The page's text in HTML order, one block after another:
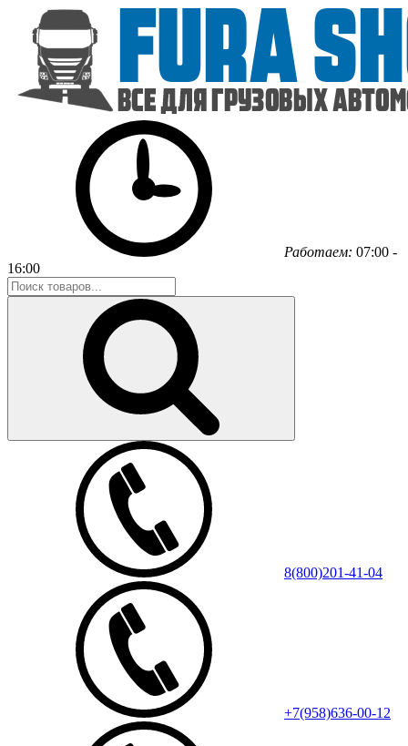
Работаем: 07:00 -
16:00
8(800)201-41-04
+7(958)636-00-12